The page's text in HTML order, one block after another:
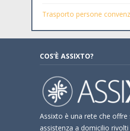
Trasporto persone
COS’È ASSIXTO?
Assixto è una rete che offre
assistenza a domicilio